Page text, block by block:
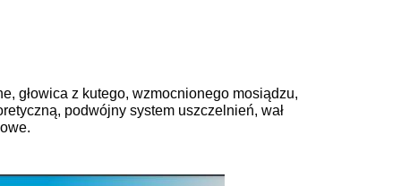
głowica z kutego, wzmocnionego mosiądzu,
podwójny system uszczelnień, wał